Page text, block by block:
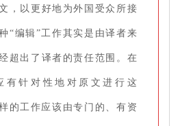
，以更好地为外国受众所接
“编辑”工作其实是由译者来
超出了译者的责任范围。在
有针对性地对原文进行这
的工作应该由专门的、有资